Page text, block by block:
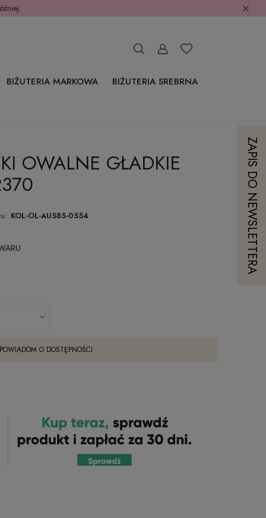
BIŻUTERIA MARKOWA BIŻUTERIA SREBRNA
OWALNE GŁADKIE
KOL-OL-AU585-0554
O DOSTĘPNOŚCI
ZAPIS DO NEWSLETTERA